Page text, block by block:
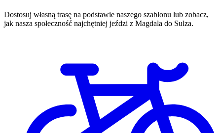
Dostosuj własną trasę na podstawie naszego szablonu lub zobacz,
jak nasza społeczność najchętniej jeździ z Magdala do Sulza.